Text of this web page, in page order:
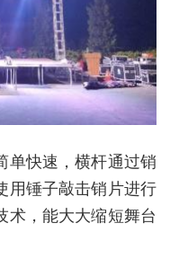
单快速，横杆通过销
用锤子敲击销片进行
术，能大大缩短舞台